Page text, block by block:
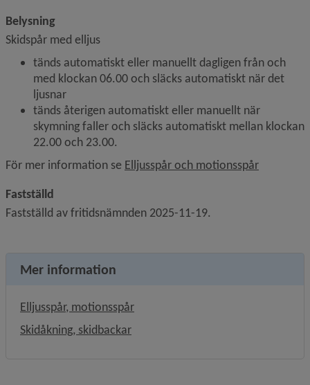
Belysning
Skidspår med elljus
tänds automatiskt eller manuellt dagligen från och
med klockan 06.00 och släcks automatiskt när det
ljusnar
tänds återigen automatiskt eller manuellt när
skymning faller och släcks automatiskt mellan klockan
22.00 och 23.00.
För mer information se Elljusspår och motionsspår
Fastställd
Fastställd av fritidsnämnden 2025-11-19.
Mer information
Elljusspår, motionsspår
Skidåkning, skidbackar